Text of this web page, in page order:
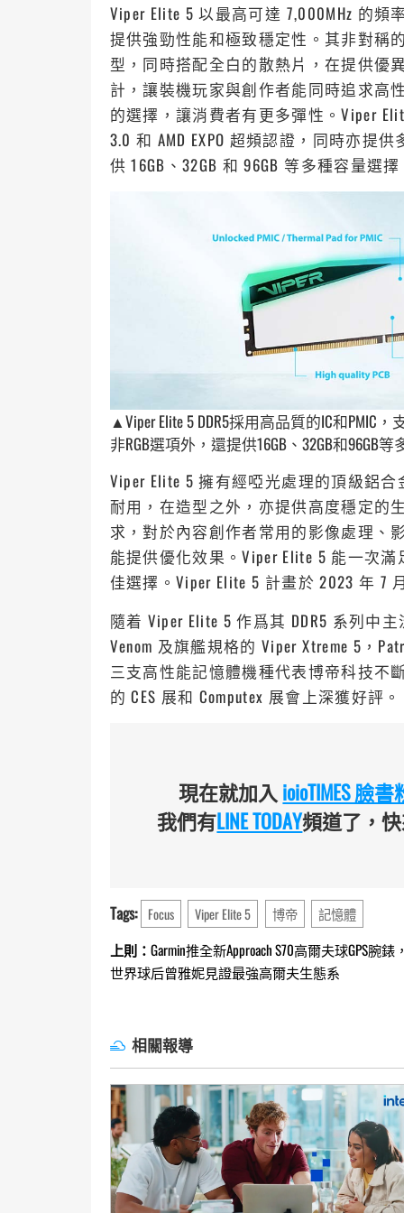
Viper Elite 5 以最高可達 7,000MHz 的
提供強勁性能和極致穩定性。其非對稱
型，同時搭配全白的散熱片，在提供優
計，讓裝機玩家與創作者能同時追求高
的選擇，讓消費者有更多彈性。Viper
3.0 和 AMD EXPO 超頻認證，同時亦提
供 16GB、32GB 和 96GB 等多種容量選
▲Viper Elite 5 DDR5採用高品質的IC和PMIC，
非RGB選項外，還提供16GB、32GB和
Viper Elite 5 擁有經啞光處理的頂級鋁
耐用，在造型之外，亦提供高度穩定的
求，對於內容創作者常用的影像處理、
能提供優化效果。Viper Elite 5 能一次
佳選擇。Viper Elite 5 計畫於 2023 年 7
隨着 Viper Elite 5 作爲其 DDR5 系列中
Venom 及旗艦規格的 Viper Xtreme 5，
三支高性能記憶體機種代表博帝科技不
的 CES 展和 Computex 展會上深獲好評。
現在就加入 ioioTIMES 臉
我們有LINE TODAY頻道了，
Tags: Focus Viper Elite 5 博帝 記憶體
Continue
Reading
上則： Garmin推全新Approach S70高爾夫球GPS腕錶
世界球后曾雅妮見證最強高爾夫生態系
相關報導